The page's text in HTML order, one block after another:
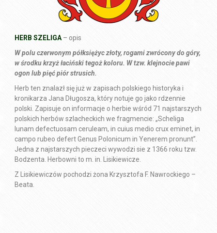
HERB SZELIGA – opis
W polu czerwonym półksiężyc złoty, rogami zwrócony do góry,
w środku krzyż łaciński tegoż koloru. W tzw. klejnocie pawi
ogon lub pięć piór strusich.
Herb ten znalazł się już w zapisach polskiego historyka i
kronikarza Jana Długosza, który notuje go jako rdzennie
polski. Zapisuje on informacje o herbie wśród 71 najstarszych
polskich herbów szlacheckich we fragmencie: „Scheliga
lunam defectuosam ceruleam, in cuius medio crux eminet, in
campo rubeo defert Genus Polonicum in Yenerem pronunt”.
Jedna z najstarszych pieczeci wywodzi sie z 1366 roku tzw.
Bodzenta. Herbowni to m. in. Lisikiewicze.
Z Lisikiewiczów pochodzi żona Krzysztofa F. Nawrockiego –
Beata.